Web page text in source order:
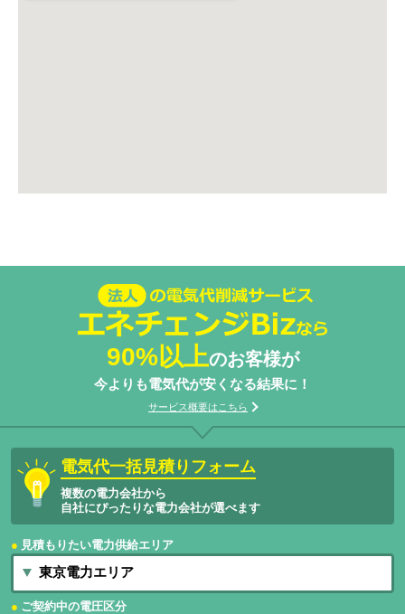
法人の電気代削減サービスエネチェン
ジBizなら
90%以上のお客様が
今よりも電気代が安くなる結果に！
サービス概要はこちら
電気代一括見積りフォーム
複数の電力会社から
自社にぴったりな電力会社が選べます
見積もりたい電力供給エリア
ご契約中の電圧区分